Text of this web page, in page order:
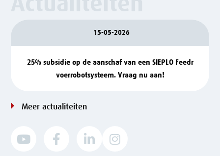
15-05-2026
25% subsidie op de aanschaf van een SIEPLO Feedr
voerrobotsysteem. Vraag nu aan!
Meer actualiteiten
   